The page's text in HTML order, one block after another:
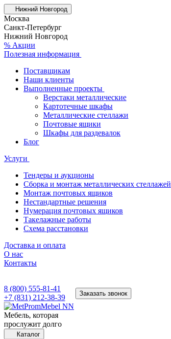
Нижний Новгород
Москва
Санкт-Петербург
Нижний Новгород
% Акции
Полезная информация
Поставщикам
Наши клиенты
Выполненные проекты
Верстаки металлические
Картотечные шкафы
Металлические стеллажи
Почтовые ящики
Шкафы для раздевалок
Блог
Услуги
Тендеры и аукционы
Сборка и монтаж металлических стеллажей
Монтаж почтовых ящиков
Нестандартные решения
Нумерация почтовых ящиков
Такелажные работы
Схема расстановки
Доставка и оплата
О нас
Контакты
8 (800) 555-81-41
+7 (831) 212-38-39
Заказать звонок
Мебель, которая
прослужит долго
Каталог